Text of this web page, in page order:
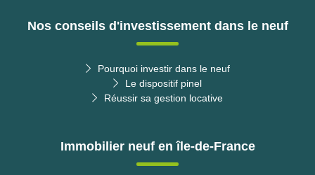
Nos conseils d'investissement dans le neuf
Pourquoi investir dans le neuf
Le dispositif pinel
Réussir sa gestion locative
Immobilier neuf en île-de-France